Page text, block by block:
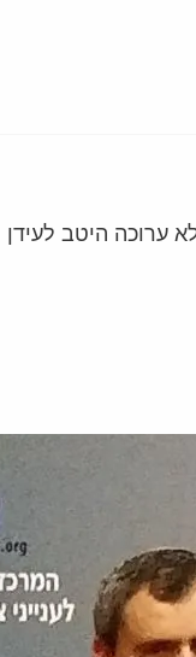
ערוכה היטב לעידן